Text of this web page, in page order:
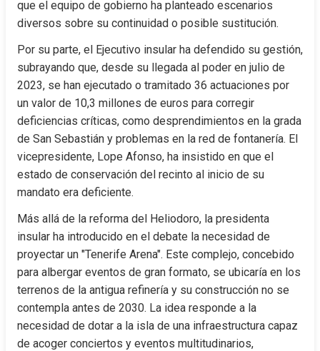
que el equipo de gobierno ha planteado escenarios
diversos sobre su continuidad o posible sustitución.
Por su parte, el Ejecutivo insular ha defendido su gestión,
subrayando que, desde su llegada al poder en julio de
2023, se han ejecutado o tramitado 36 actuaciones por
un valor de 10,3 millones de euros para corregir
deficiencias críticas, como desprendimientos en la grada
de San Sebastián y problemas en la red de fontanería. El
vicepresidente, Lope Afonso, ha insistido en que el
estado de conservación del recinto al inicio de su
mandato era deficiente.
Más allá de la reforma del Heliodoro, la presidenta
insular ha introducido en el debate la necesidad de
proyectar un "Tenerife Arena". Este complejo, concebido
para albergar eventos de gran formato, se ubicaría en los
terrenos de la antigua refinería y su construcción no se
contempla antes de 2030. La idea responde a la
necesidad de dotar a la isla de una infraestructura capaz
de acoger conciertos y eventos multitudinarios,